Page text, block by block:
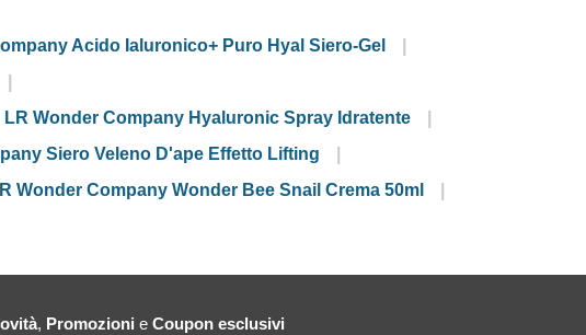
Acido Ialuronico+ Puro Hyal Siero-Gel
LR Wonder Company Hyaluronic Spray Idratente
Siero Veleno D'ape Effetto Lifting
Wonder Company Wonder Bee Snail Crema 50ml
, Promozioni e Coupon esclusivi